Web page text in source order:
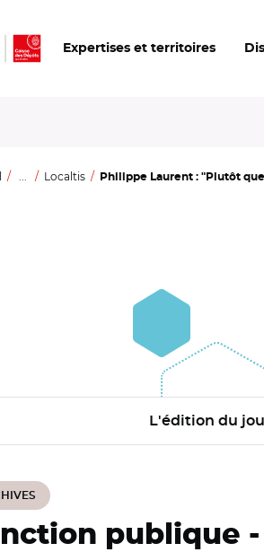
Expertises et territoires
... Localtis Philippe Laurent : "Plutôt
L'édition du
publique -